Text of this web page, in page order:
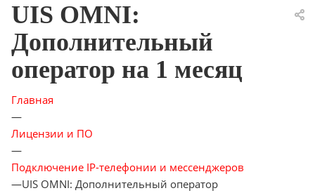
UIS OMNI:
Дополнительный
оператор на 1 месяц
Главная
—
Лицензии и ПО
—
Подключение IP-телефонии и мессенджеров
—UIS OMNI: Дополнительный оператор